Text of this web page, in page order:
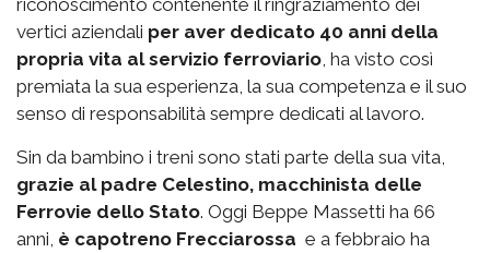
vertici aziendali per aver dedicato 40 anni della
propria vita al servizio ferroviario , ha visto così
premiata la sua esperienza, la sua competenza e il suo
senso di responsabilità sempre dedicati al lavoro.
Sin da bambino i treni sono stati parte della sua vita,
grazie al padre Celestino, macchinista delle
Ferrovie dello Stato. Oggi Beppe Massetti ha 66
anni, è capotreno Frecciarossa e a febbraio ha